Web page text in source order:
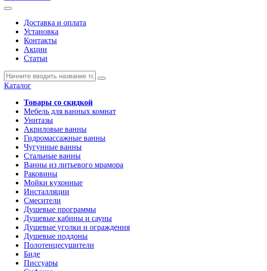
Доставка и оплата
Установка
Контакты
Акции
Статьи
Каталог
Товары со скидкой
Мебель для ванных комнат
Унитазы
Акриловые ванны
Гидромассажные ванны
Чугунные ванны
Стальные ванны
Ванны из литьевого мрамора
Раковины
Мойки кухонные
Инсталляции
Смесители
Душевые программы
Душевые кабины и сауны
Душевые уголки и ограждения
Душевые поддоны
Полотенцесушители
Биде
Писсуары